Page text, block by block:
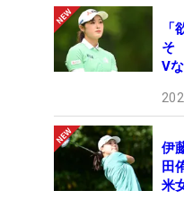
そ
V
伊
田
米